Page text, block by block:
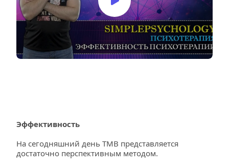
Эффективность
На сегодняшний день ТМВ представляется
достаточно перспективным методом.